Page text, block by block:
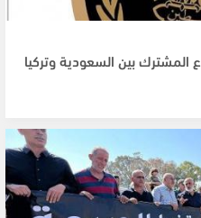
المشترك بين السعودية وتركيا